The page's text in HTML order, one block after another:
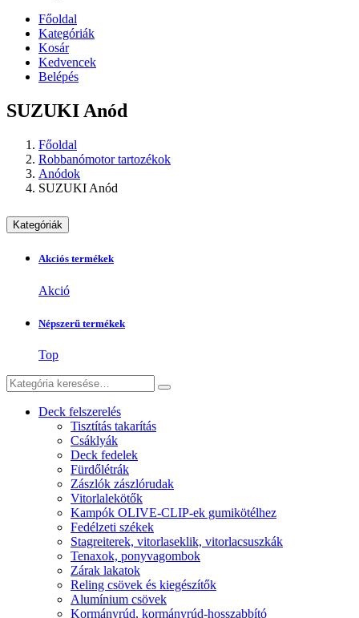
Főoldal
Kategóriák
Kosár
Kedvencek
Belépés
SUZUKI Anód
Főoldal
Robbanómotor tartozékok
Anódok
SUZUKI Anód
Kategóriák
Akciós termékek
Akció
Népszerű termékek
Top
Deck felszerelés
Tisztítás takarítás
Csáklyák
Deck fedelek
Fürdőlétrák
Zászlók zászlórudak
Vitorlalekötők
Kampók OLIVE-CLIP-ek gumikötélhez
Fedélzeti székek
Stagreiterek, vitorlaseklik, vitorlacsuszkák
Tenaxok, ponyvagombok
Zárak lakatok
Reling csövek és kiegészítők
Alumínium csövek
Kormányrúd, kormányrúd-hosszabbító